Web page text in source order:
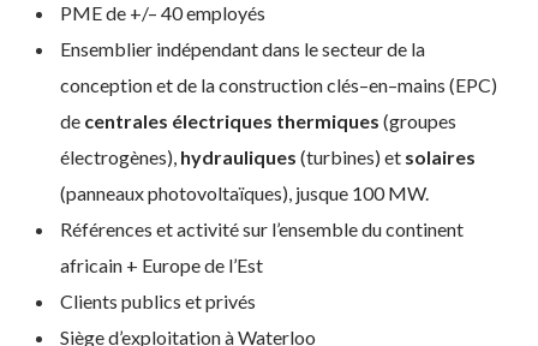
PME de +/– 40 employés
Ensemblier indépendant dans le secteur de la
conception et de la construction clés–en–mains (EPC)
de centrales électriques thermiques (groupes
électrogènes), hydrauliques (turbines) et solaires
(panneaux photovoltaïques), jusque 100 MW.
Références et activité sur l’ensemble du continent
africain + Europe de l’Est
Clients publics et privés
Siège d’exploitation à Waterloo